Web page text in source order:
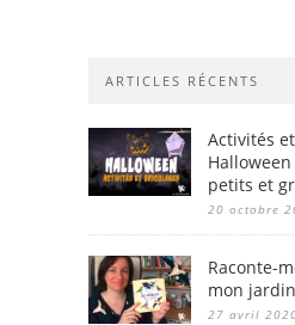
ARTICLES RÉCENTS
Activités
petits et
20 octobre
Raconte-
mon jardin
27 avril